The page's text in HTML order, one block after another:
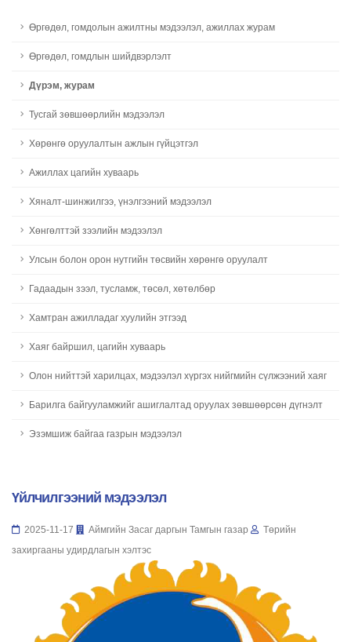
Өргөдөл, гомдолын ажилтны мэдээлэл, ажиллах журам
Өргөдөл, гомдлын шийдвэрлэлт
Дүрэм, журам
Тусгай зөвшөөрлийн мэдээлэл
Хөрөнгө оруулалтын ажлын гүйцэтгэл
Ажиллах цагийн хуваарь
Хяналт-шинжилгээ, үнэлгээний мэдээлэл
Хөнгөлттэй зээлийн мэдээлэл
Улсын болон орон нутгийн төсвийн хөрөнгө оруулалт
Гадаадын зээл, тусламж, төсөл, хөтөлбөр
Хамтран ажилладаг хуулийн этгээд
Хаяг байршил, цагийн хуваарь
Олон нийттэй харилцах, мэдээлэл хүргэх нийгмийн сүлжээний хаяг
Барилга байгууламжийг ашиглалтад оруулах зөвшөөрсөн дүгнэлт
Эзэмшиж байгаа газрын мэдээлэл
Үйлчилгээний мэдээлэл
2025-11-17 Аймгийн Засаг даргын Тамгын газар
Төрийн
захиргааны удирдлагын хэлтэс